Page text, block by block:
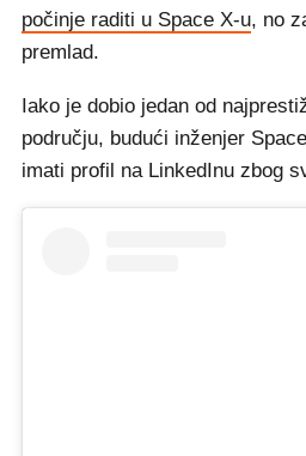
počinje raditi u Space X-u, no
premlad.
Iako je dobio jedan od
području, budući inženjer
imati profil na LinkedInu zbog